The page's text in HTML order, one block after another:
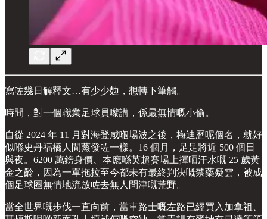
寫咗幾日解釋文…有少少攰，想轉下筆觸。
時間，對一個職業足球員嚟講，係最無情嘅小偷。
自從 2024 年 11 月對海登咸嗰場波之後，梅迪歷呢個名，就好
似喺史丹福橋人間蒸發咗一樣。16 個月，足足將近 500 個日
與夜。6200 萬鎊身價、本應喺英超賽場上揮晒汗水嘅 25 歲黃
金之齡，因為一單拖拉至今都未有最終判決嘅禁藥疑雲，被成
個足球圈無情地流放咗去無人問津嘅荒野。
當全世界嘅步伐一直向前，當車路士嘅左路已經買入加拿祖、